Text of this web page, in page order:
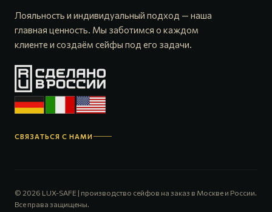
Лояльность и индивидуальный подход — наша
главная ценность. Мы заботимся о каждом
клиенте и создаём сейфы под его задачи.
СВЯЗАТЬСЯ С НАМИ
© 2026 LUX-SAFE | производство сейфов на заказ в Москве и России.
Все права защищены.